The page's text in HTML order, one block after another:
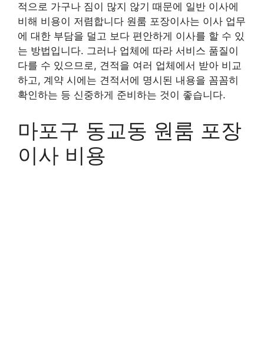
적으로 가구나 짐이 많지 않기 때문에 일반 이사에
비해 비용이 저렴합니다 원룸 포장이사는 이사 업무
에 대한 부담을 덜고 보다 편안하게 이사를 할 수 있
는 방법입니다. 그러나 업체에 따라 서비스 품질이
다를 수 있으므로, 견적을 여러 업체에서 받아 비교
하고, 계약 시에는 견적서에 명시된 내용을 꼼꼼히
확인하는 등 신중하게 준비하는 것이 좋습니다.
마포구 동교동 원룸 포장
이사 비용